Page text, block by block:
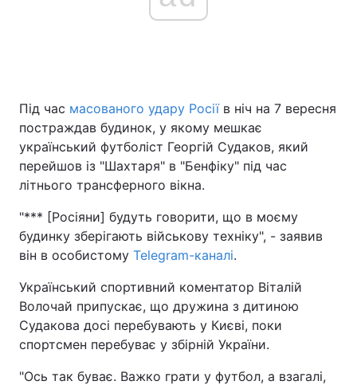
Під час масованого удару Росіїв ніч на 7 вересня
постраждав будинок, у якому мешкає
український футболіст Георгій Судаков, який
перейшов із "Шахтаря" в "Бенфіку" під час
літнього трансферного вікна.
"*** [Росіяни] будуть говорити, що в моєму
будинку зберігають військову техніку", - заявив
він в особистому Telegram-каналі.
Український спортивний коментатор Віталій
Волочай припускає, що дружина з дитиною
Судакова досі перебувають у Києві, поки
спортсмен перебуває у збірній України.
"Ось так буває. Важко грати у футбол, а взагалі,